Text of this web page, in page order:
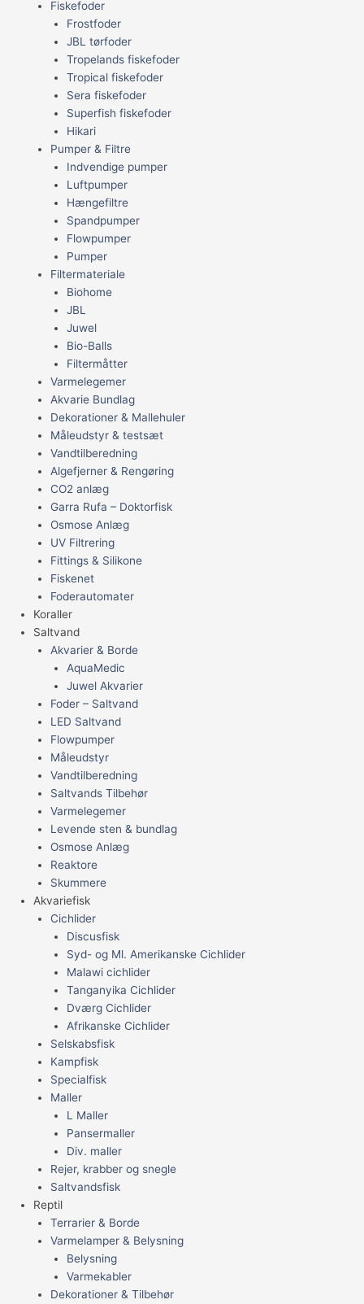
Fiskefoder
Frostfoder
JBL tørfoder
Tropelands fiskefoder
Tropical fiskefoder
Sera fiskefoder
Superfish fiskefoder
Hikari
Pumper & Filtre
Indvendige pumper
Luftpumper
Hængefiltre
Spandpumper
Flowpumper
Pumper
Filtermateriale
Biohome
JBL
Juwel
Bio-Balls
Filtermåtter
Varmelegemer
Akvarie Bundlag
Dekorationer & Mallehuler
Måleudstyr & testsæt
Vandtilberedning
Algefjerner & Rengøring
CO2 anlæg
Garra Rufa – Doktorfisk
Osmose Anlæg
UV Filtrering
Fittings & Silikone
Fiskenet
Foderautomater
Koraller
Saltvand
Akvarier & Borde
AquaMedic
Juwel Akvarier
Foder – Saltvand
LED Saltvand
Flowpumper
Måleudstyr
Vandtilberedning
Saltvands Tilbehør
Varmelegemer
Levende sten & bundlag
Osmose Anlæg
Reaktore
Skummere
Akvariefisk
Cichlider
Discusfisk
Syd- og Ml. Amerikanske Cichlider
Malawi cichlider
Tanganyika Cichlider
Dværg Cichlider
Afrikanske Cichlider
Selskabsfisk
Kampfisk
Specialfisk
Maller
L Maller
Pansermaller
Div. maller
Rejer, krabber og snegle
Saltvandsfisk
Reptil
Terrarier & Borde
Varmelamper & Belysning
Belysning
Varmekabler
Dekorationer & Tilbehør